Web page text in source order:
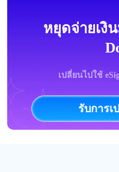
หยุดจ่ายเงิ
เปลี่ยนไปใช้
รับการ